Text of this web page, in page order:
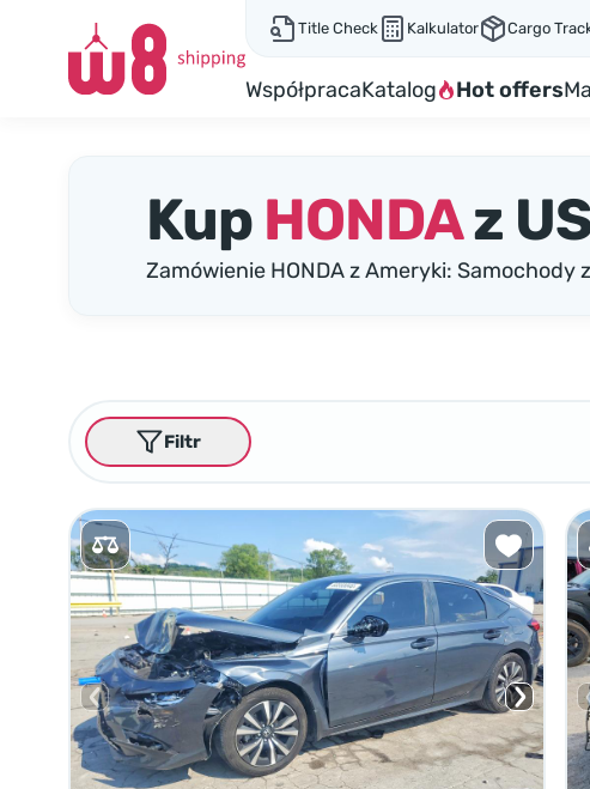
Title Check Kalkulator Cargo
WspółpracaKatalog Hot offers
Kup HONDAz
Zamówienie HONDA z Ameryki: Samochody
Filtr